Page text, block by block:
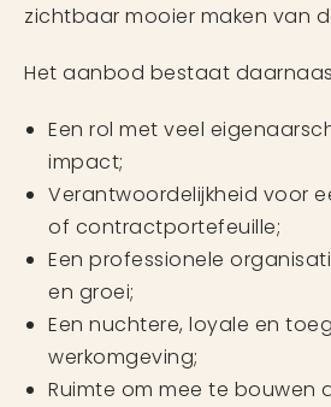
zichtbaar mooier maken van
Het aanbod bestaat
Een rol met veel
impact;
Verantwoordelijkheid voor
of contractportefeuille;
Een professionele
en groei;
Een nuchtere, loyale en
werkomgeving;
Ruimte om mee te bouwen